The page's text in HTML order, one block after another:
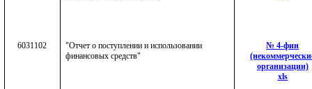
6031102
"Отчет о поступлении и использовании
финансовых средств"
№ 4-фин
организации)
xls